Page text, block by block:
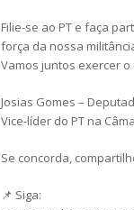
Filie-se ao PT e faça
força da nossa
Vamos juntos exercer o
Josias Gomes –
Vice-líder do PT na
Se concorda,
📌 Siga: